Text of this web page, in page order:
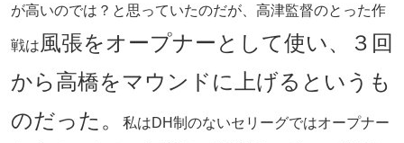
が高いのでは？と思っていたのだが、高津監督のとった作
戦は 風張をオープナーとして使い、３回
から高橋をマウンドに上げるというも
のだった。
私はDH制のないセリーグではオープナー